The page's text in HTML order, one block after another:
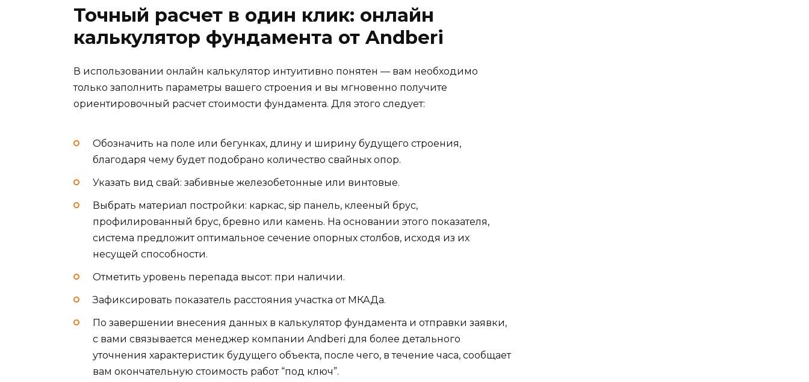
Точный расчет в один клик: онлайн
калькулятор фундамента от Andberi
В использовании онлайн калькулятор интуитивно понятен — вам необходимо
только заполнить параметры вашего строения и вы мгновенно получите
ориентировочный расчет стоимости фундамента. Для этого следует:
Обозначить на поле или бегунках, длину и ширину будущего строения,
благодаря чему будет подобрано количество свайных опор.
Указать вид свай: забивные железобетонные или винтовые.
Выбрать материал постройки: каркас, sip панель, клееный брус,
профилированный брус, бревно или камень. На основании этого показателя,
система предложит оптимальное сечение опорных столбов, исходя из их
несущей способности.
Отметить уровень перепада высот: при наличии.
Зафиксировать показатель расстояния участка от МКАДа.
По завершении внесения данных в калькулятор фундамента и отправки заявки,
с вами связывается менеджер компании Andberi для более детального
уточнения характеристик будущего объекта, после чего, в течение часа, сообщает
вам окончательную стоимость работ “под ключ”.